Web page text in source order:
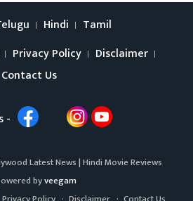
Hindi
Tamil
Privacy Policy
Disclaimer
Contact Us
-
Latest News|Hindi Movie Reviews
byveegam